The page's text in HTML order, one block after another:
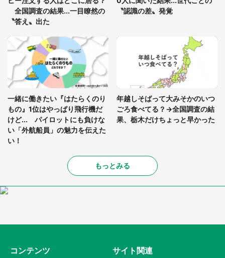
全国調査の結果...一目瞭然の
〝答え〟出た
〝認識の差〟発覚
一緒に働きたい『はたらくのり
もの』1位はやっぱり飛行機だ
けど... パイロットにも負けな
い「外航船員」の魅力を伝えた
い！
年越しそばって大みそかのいつ
ごろ食べてる？→全国調査の結
果、栃木だけちょっと早かった
もっとみる
コンテンツ サイト関連